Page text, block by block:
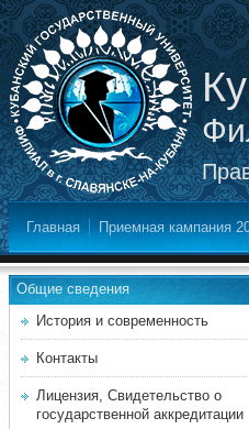
Главная Приемная кампания
Общие сведения
История и современность
Контакты
Лицензия, Свидетельство о
государственной аккредитации